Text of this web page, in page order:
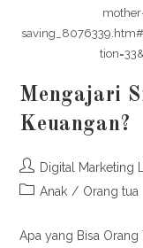
Mengajari
Keuangan?
Post
author:
Digital Marketing
PostAnak / Orang tua
Apa yang Bisa Orang